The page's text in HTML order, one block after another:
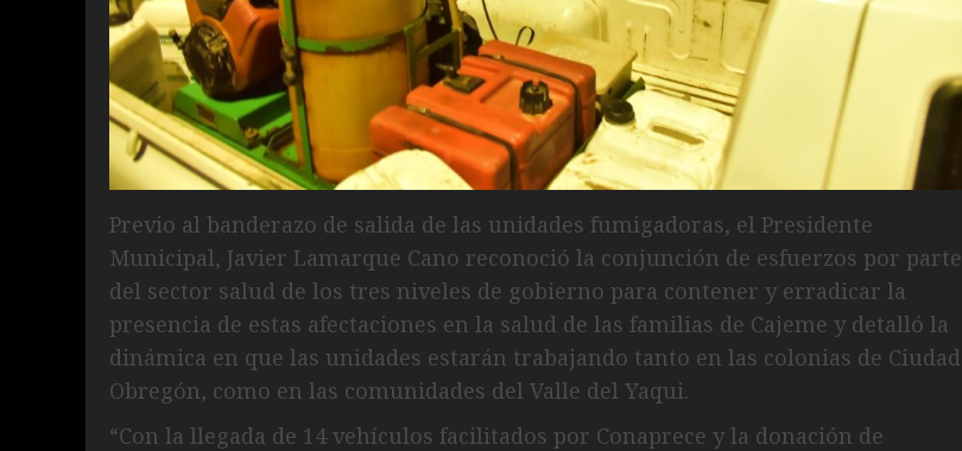
Previo al banderazo de salida de las unidades fumigadoras, el Presidente
Municipal, Javier Lamarque Cano reconoció la conjunción de esfuerzos por parte
del sector salud de los tres niveles de gobierno para contener y erradicar la
presencia de estas afectaciones en la salud de las familias de Cajeme y detalló la
dinámica en que las unidades estarán trabajando tanto en las colonias de Ciudad
Obregón, como en las comunidades del Valle del Yaqui.
“Con la llegada de 14 vehículos facilitados por Conaprece y la donación de